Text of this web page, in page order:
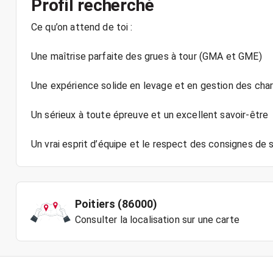
Profil recherché
Ce qu’on attend de toi :
Une maîtrise parfaite des grues à tour (GMA et GME)
Une expérience solide en levage et en gestion des
Un sérieux à toute épreuve et un excellent savoir-être
Poitiers (86000)
Consulter la localisation sur une carte